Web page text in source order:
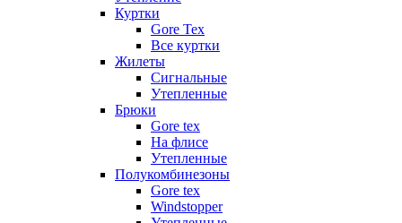
Куртки
Gore Tex
Все куртки
Жилеты
Сигнальные
Утепленные
Брюки
Gore tex
На флисе
Утепленные
Полукомбинезоны
Gore tex
Windstopper